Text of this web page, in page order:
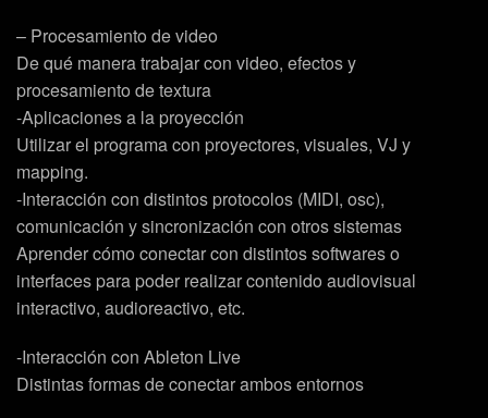
– Procesamiento de video
De qué manera trabajar con video, efectos y
procesamiento de textura
-Aplicaciones a la proyección
Utilizar el programa con proyectores, visuales, VJ y
mapping.
-Interacción con distintos protocolos (MIDI, osc),
comunicación y sincronización con otros sistemas
Aprender cómo conectar con distintos softwares o
interfaces para poder realizar contenido audiovisual
interactivo, audioreactivo, etc.
-Interacción con Ableton Live
Distintas formas de conectar ambos entornos